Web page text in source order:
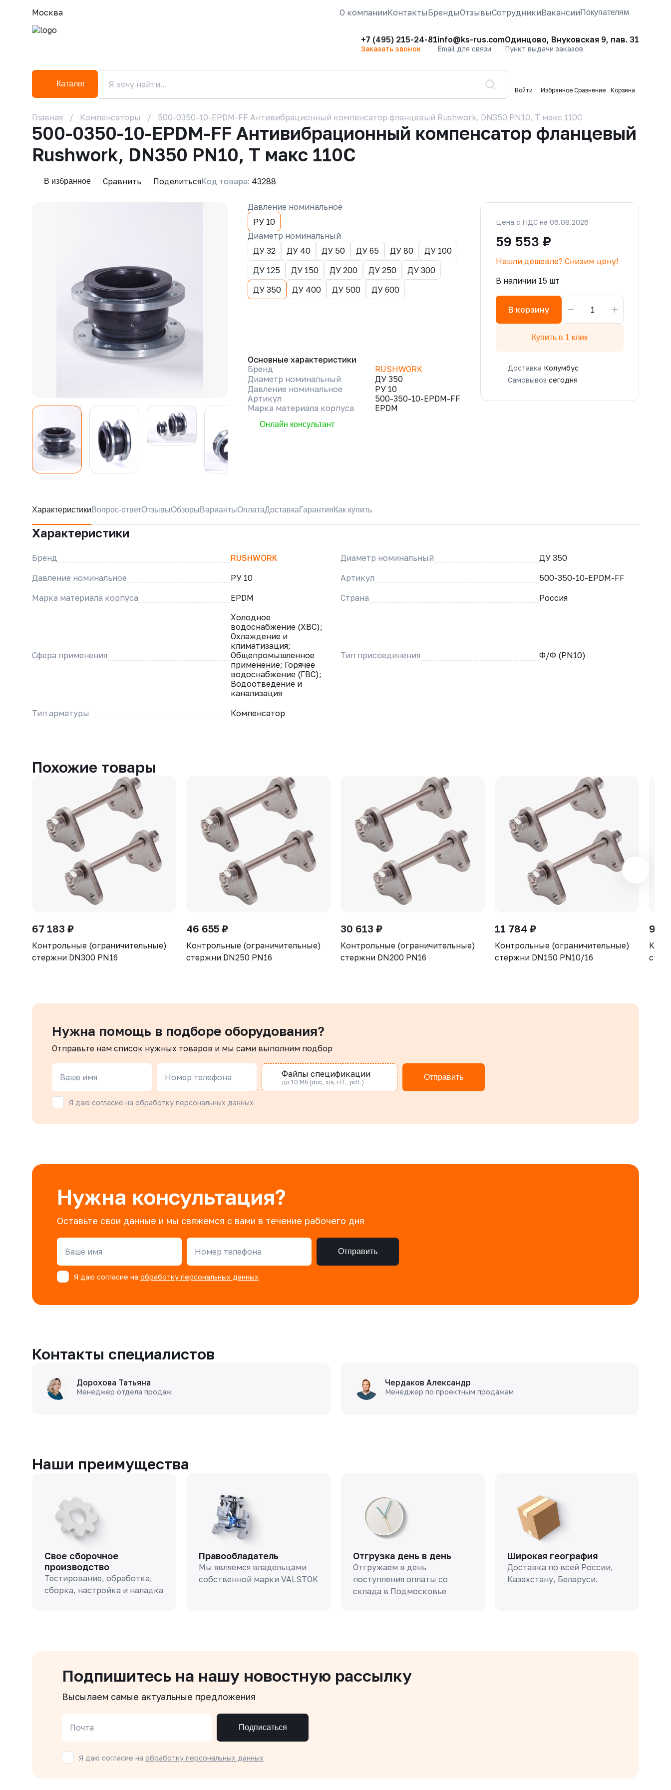
Москва О компанииКонтактыБрендыОтзывыСотрудникиВакансииПокупателям
+7 (495) 215-24-81
Заказать звонок
info@ks-rus.com
Email для связи
Одинцово, Внуковская 9, пав. 31
Пункт выдачи заказов
Каталог
Войти Избранное Сравнение Корзина
Главная Компенсаторы 500-0350-10-EPDM-FF Антивибрационный компенсатор фланцевый Rushwork, DN350 PN10, Т макс 110С
500-0350-10-EPDM-FF Антивибрационный компенсатор фланцевый
Rushwork, DN350 PN10, Т макс 110С
В избранное Сравнить ПоделитьсяКод товара: 43288
Давление номинальное
РУ 10
Диаметр номинальный
ДУ 32
ДУ 40 ДУ 50 ДУ 65 ДУ 80
ДУ 100
ДУ 125
ДУ 150 ДУ 200 ДУ 250
ДУ 300
ДУ 350
ДУ 400 ДУ 500 ДУ 600
Основные характеристики
Бренд
RUSHWORK
Диаметр номинальный
ДУ 350
Давление номинальное
РУ 10
Артикул
500-350-10-EPDM-FF
Марка материала корпуса
EPDM
Онлайн консультант
Цена с НДС на 06.08.2026
59 553 ₽
Нашли дешевле? Снизим цену!
В наличии 15 шт
В корзину − +
Купить в 1 клик
Доставка Колумбус
Самовывоз сегодня
Характеристики Вопрос-ответОтзывыОбзоры ВариантыОплатаДоставка Гарантия Как купить
Характеристики
Бренд RUSHWORK Диаметр номинальный
ДУ 350
Давление номинальное
РУ 10 Артикул
500-350-10-EPDM-FF
Марка материала корпуса
EPDM Страна Россия
Сфера применения
Холодное
водоснабжение (ХВС);
Охлаждение и
климатизация;
Общепромышленное
применение; Горячее
водоснабжение (ГВС);
Водоотведение и
канализация
Тип присоединения Ф/Ф (PN10)
Тип арматуры Компенсатор
Похожие товары
67 183 ₽
Контрольные (ограничительные)
стержни DN300 PN16
46 655 ₽
Контрольные (ограничительные)
стержни DN250 PN16
30 613 ₽
Контрольные (ограничительные)
стержни DN200 PN16
11 784 ₽
Контрольные (ограничительные)
стержни DN150 PN10/16
9
Нужна помощь в подборе оборудования?
Отправьте нам список нужных товаров и мы сами выполним подбор
Ваше имя Номер телефона Файлы спецификации
до 10 Мб (doc, xis, rtf., pdf.)
Отправить
Я даю согласие на обработку персональных данных
Нужна консультация?
Оставьте свои данные и мы свяжемся с вами в течение рабочего дня
Ваше имя Номер телефона Отправить
Я даю согласие на обработку персональных данных
Контакты специалистов
Дорохова Татьяна
Менеджер отдела продаж
Чердаков Александр
Менеджер по проектным продажам
Наши преимущества
Свое сборочное
производство
Тестирование, обработка,
сборка, настройка и наладка
Правообладатель
Мы являемся владельцами
собственной марки VALSTOK
Отгрузка день в день
Отгружаем в день
поступления оплаты со
склада в Подмосковье
Широкая география
Доставка по всей России,
Казахстану, Беларуси.
Подпишитесь на нашу новостную рассылку
Высылаем самые актуальные предложения
Почта Подписаться
Я даю согласие на обработку персональных данных